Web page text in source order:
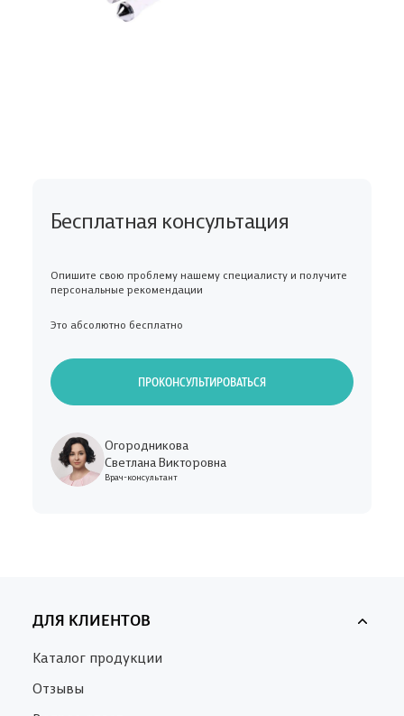
Бесплатная консультация
Опишите свою проблему нашему специалисту и получите
персональные рекомендации
Это абсолютно бесплатно
ПРОКОНСУЛЬТИРОВАТЬСЯ
Огородникова
Светлана Викторовна
Врач-консультант
ДЛЯ КЛИЕНТОВ
Каталог продукции
Отзывы